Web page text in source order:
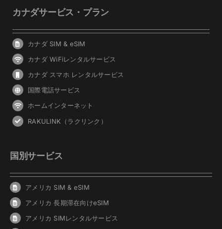
カナダサービス・プラン
カナダ SIM & eSIM
カナダ WiFiレンタルサービス
カナダ スマホ レンタルサービス
国際電話サービス
ホームインターネット
RAKULINK（ラクリンク）
国別サービス
アメリカ SIM & eSIM
アメリカ 長期滞在向けeSIM
アメリカ SIMレンタルサービス